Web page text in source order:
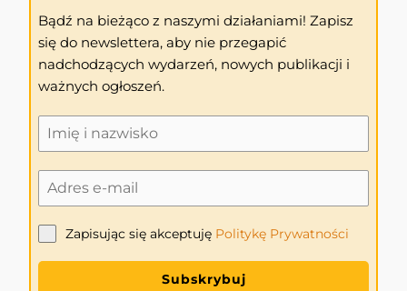
Bądź na bieżąco z naszymi działaniami! Zapisz
się do newslettera, aby nie przegapić
nadchodzących wydarzeń, nowych publikacji i
ważnych ogłoszeń.
Zapisując się akceptuję Politykę Prywatności
Subskrybuj